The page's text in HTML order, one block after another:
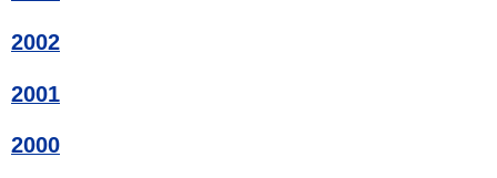
2002
2001
2000